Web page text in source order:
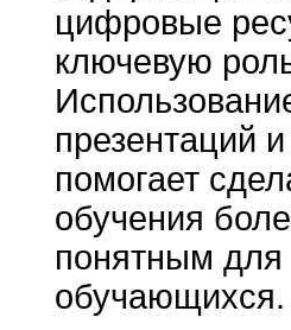
цифровые
ключевую
презентаций
помогает
обучения
понятным для
обучающихся.